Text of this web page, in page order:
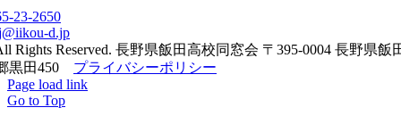
23-2650
d.jp
Rights Reserved. 長野県飯田高校同窓会 〒395-0004 長野県飯
黒田450 プライバシーポリシー
Page load link
Go to Top